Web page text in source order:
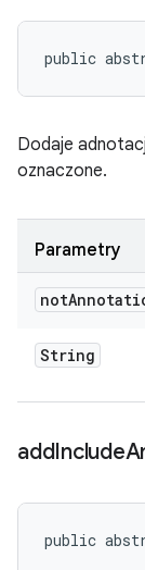
public
Dodaje
oznaczone.
Parametry
not
String
addInclude
public